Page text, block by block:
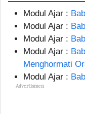
Modul Ajar :
Modul Ajar :
Modul Ajar :
Modul Ajar :
Menghormati
Modul Ajar :
Advertismen